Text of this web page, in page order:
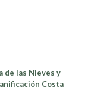
de las Nieves y
Costa